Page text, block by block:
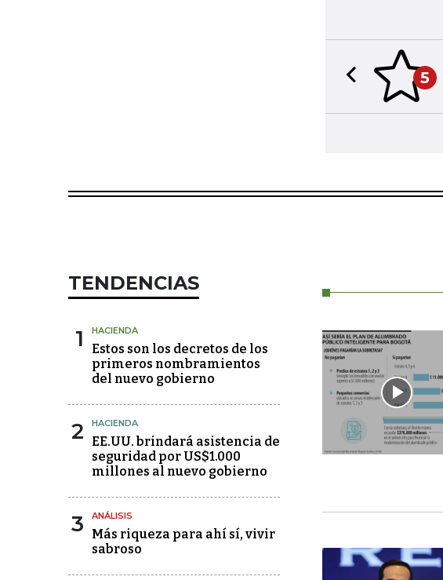
5
Previous slide
TENDENCIAS
1 HACIENDA
Estos son los decretos de los
primeros nombramientos
del nuevo gobierno
2 HACIENDA
EE.UU. brindará asistencia de
seguridad por US$1.000
millones al nuevo gobierno
3 ANÁLISIS
Más riqueza para ahí sí, vivir
sabroso